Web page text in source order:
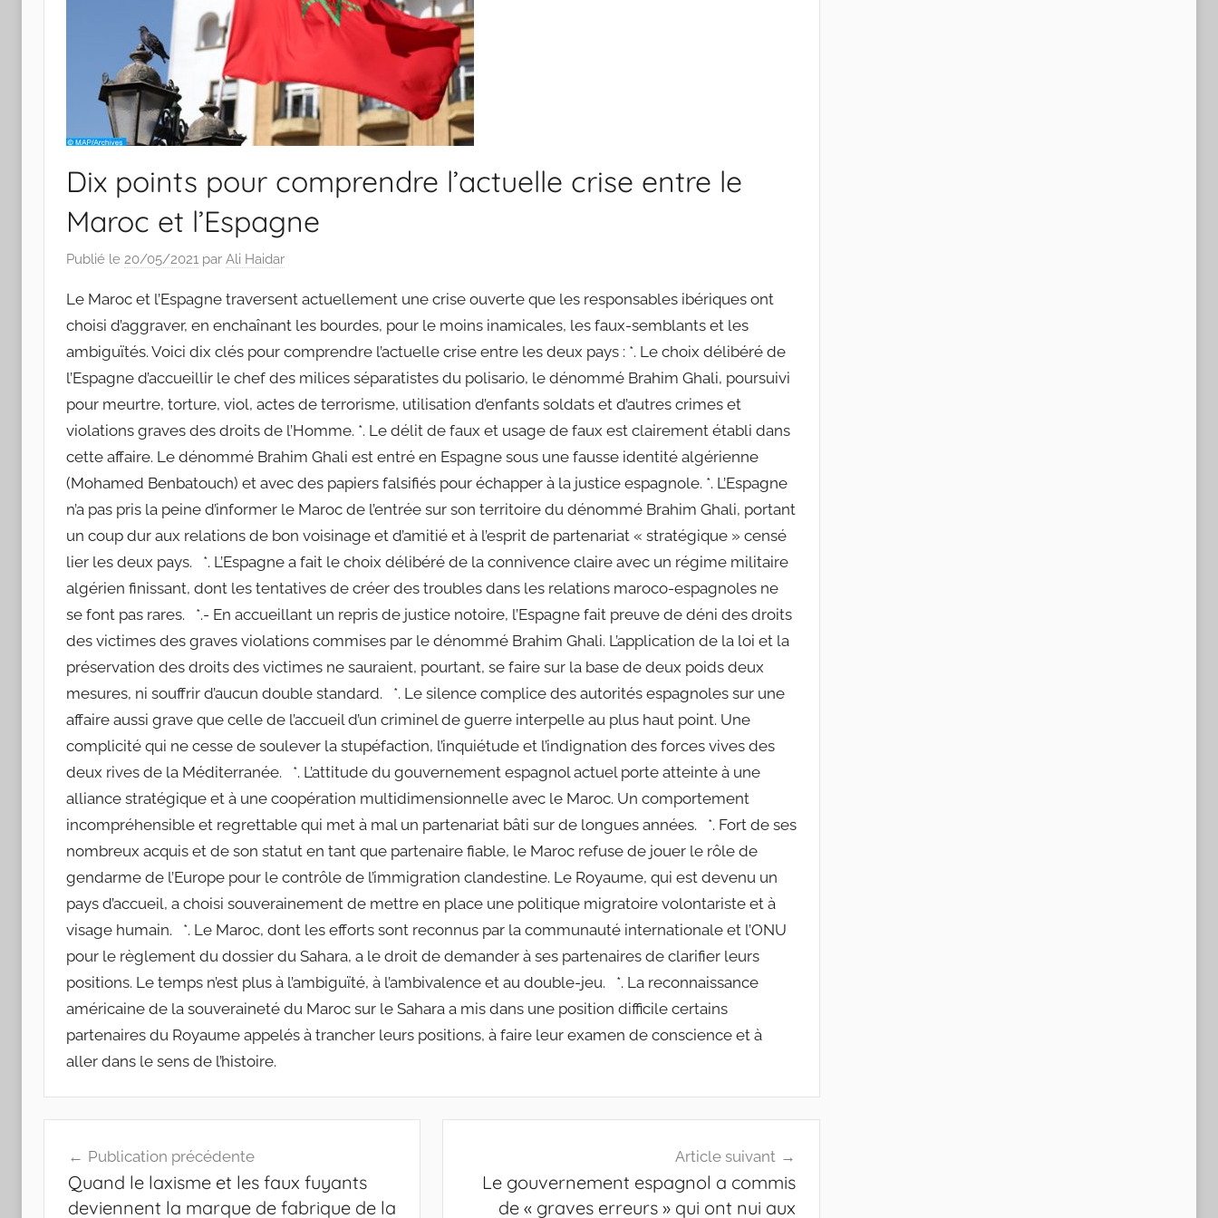
Dix points pour comprendre l’actuelle crise entre le
Maroc et l’Espagne
Publié le 20/05/2021 par Ali Haidar
Le Maroc et l’Espagne traversent actuellement une crise ouverte que les responsables ibériques ont
choisi d’aggraver, en enchaînant les bourdes, pour le moins inamicales, les faux-semblants et les
ambiguïtés. Voici dix clés pour comprendre l’actuelle crise entre les deux pays : *. Le choix délibéré de
l’Espagne d’accueillir le chef des milices séparatistes du polisario, le dénommé Brahim Ghali, poursuivi
pour meurtre, torture, viol, actes de terrorisme, utilisation d’enfants soldats et d’autres crimes et
violations graves des droits de l’Homme. *. Le délit de faux et usage de faux est clairement établi dans
cette affaire. Le dénommé Brahim Ghali est entré en Espagne sous une fausse identité algérienne
(Mohamed Benbatouch) et avec des papiers falsifiés pour échapper à la justice espagnole. *. L’Espagne
n’a pas pris la peine d’informer le Maroc de l’entrée sur son territoire du dénommé Brahim Ghali, portant
un coup dur aux relations de bon voisinage et d’amitié et à l’esprit de partenariat « stratégique » censé
lier les deux pays. *. L’Espagne a fait le choix délibéré de la connivence claire avec un régime militaire
algérien finissant, dont les tentatives de créer des troubles dans les relations maroco-espagnoles ne
se font pas rares. *.- En accueillant un repris de justice notoire, l’Espagne fait preuve de déni des droits
des victimes des graves violations commises par le dénommé Brahim Ghali. L’application de la loi et la
préservation des droits des victimes ne sauraient, pourtant, se faire sur la base de deux poids deux
mesures, ni souffrir d’aucun double standard. *. Le silence complice des autorités espagnoles sur une
affaire aussi grave que celle de l’accueil d’un criminel de guerre interpelle au plus haut point. Une
complicité qui ne cesse de soulever la stupéfaction, l’inquiétude et l’indignation des forces vives des
deux rives de la Méditerranée. *. L’attitude du gouvernement espagnol actuel porte atteinte à une
alliance stratégique et à une coopération multidimensionnelle avec le Maroc. Un comportement
incompréhensible et regrettable qui met à mal un partenariat bâti sur de longues années. *. Fort de ses
nombreux acquis et de son statut en tant que partenaire fiable, le Maroc refuse de jouer le rôle de
gendarme de l’Europe pour le contrôle de l’immigration clandestine. Le Royaume, qui est devenu un
pays d’accueil, a choisi souverainement de mettre en place une politique migratoire volontariste et à
visage humain. *. Le Maroc, dont les efforts sont reconnus par la communauté internationale et l’ONU
pour le règlement du dossier du Sahara, a le droit de demander à ses partenaires de clarifier leurs
positions. Le temps n’est plus à l’ambiguïté, à l’ambivalence et au double-jeu. *. La reconnaissance
américaine de la souveraineté du Maroc sur le Sahara a mis dans une position difficile certains
partenaires du Royaume appelés à trancher leurs positions, à faire leur examen de conscience et à
aller dans le sens de l’histoire.
de
l’article
Publication précédente
Quand le laxisme et les faux fuyants
deviennent la marque de fabrique de la
Article suivant
Le gouvernement espagnol a commis
de « graves erreurs » qui ont nui aux